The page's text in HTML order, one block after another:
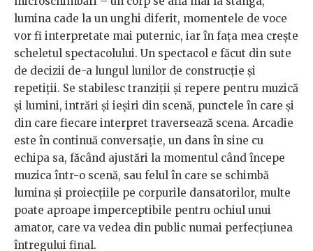
lumina cade la un unghi diferit, momentele de voce
vor fi interpretate mai puternic, iar în fața mea crește
scheletul spectacolului. Un spectacol e făcut din sute
de decizii de-a lungul lunilor de construcție și
repetiții. Se stabilesc tranziții și repere pentru muzică
și lumini, intrări și ieșiri din scenă, punctele în care și
din care fiecare interpret traversează scena. Arcadie
este în continuă conversație, un dans în sine cu
echipa sa, făcând ajustări la momentul când începe
muzica într-o scenă, sau felul în care se schimbă
lumina și proiecțiile pe corpurile dansatorilor, multe
poate aproape imperceptibile pentru ochiul unui
amator, care va vedea din public numai perfecțiunea
întregului final.